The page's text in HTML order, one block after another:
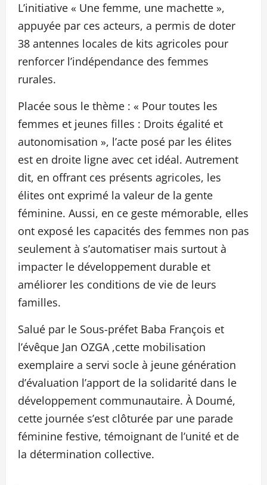
L’initiative « Une femme, une machette »,
appuyée par ces acteurs, a permis de doter
38 antennes locales de kits agricoles pour
renforcer l’indépendance des femmes
rurales.
Placée sous le thème : « Pour toutes les
femmes et jeunes filles : Droits égalité et
autonomisation », l’acte posé par les élites
est en droite ligne avec cet idéal. Autrement
dit, en offrant ces présents agricoles, les
élites ont exprimé la valeur de la gente
féminine. Aussi, en ce geste mémorable, elles
ont exposé les capacités des femmes non pas
seulement à s’automatiser mais surtout à
impacter le développement durable et
améliorer les conditions de vie de leurs
familles.
Salué par le Sous-préfet Baba François et
l’évêque Jan OZGA ,cette mobilisation
exemplaire a servi socle à jeune génération
d’évaluation l’apport de la solidarité dans le
développement communautaire. À Doumé,
cette journée s’est clôturée par une parade
féminine festive, témoignant de l’unité et de
la détermination collective.